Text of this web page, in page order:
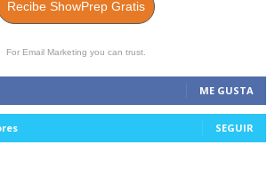
Recibe ShowPrep Gratis
For Email Marketing you can trust.
ME GUSTA
SEGUIR